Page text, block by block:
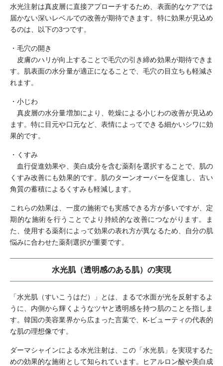
水光注射は真皮層に直接アプローチするため、表面的なケアでは
届かない深いレベルでの改善が期待できます。特に効果が見込め
るのは、以下の3つです。
・毛穴の開き
皮膚のハリが向上することで毛穴の引き締め効果が期待できま
す。肌表面の水分量が適正になることで、毛穴の目立ちも軽減さ
れます。
・小じわ
真皮層の水分量増加により、乾燥による小じわの改善が見込め
ます。特に目元や口元など、表情によってできる細かいシワに効
果的です。
・くすみ
血行促進効果や、美白成分を含む薬剤を選択することで、肌の
くすみ改善にも効果的です。肌のターンオーバーを促進し、古い
角質の蓄積によるくすみも軽減します。
これらの効果は、一度の施術でも実感できる方が多いですが、定
期的な施術を行うことでより持続的な改善につながります。ま
た、使用する薬剤によって効果の表れ方が異なるため、自分の肌
悩みに合わせた薬剤選択が重要です。
水光肌（透明感のある肌）の実現
「水光肌（すいこうはだ）」とは、まるで水面が光を反射するよ
うに、内側から輝くようなツヤと透明感を持つ肌のことを指しま
す。韓国の美容業界から広まった言葉で、K-ビューティの代表的
な肌の理想像です。
ダーマシャインによる水光注射は、この「水光肌」を実現するた
めの効果的な施術として知られています。ヒアルロン酸や美白成